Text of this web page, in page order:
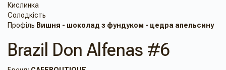
Кислинка
Солодкість
Профіль Вишня - шоколад з фундуком - цедра апельсину
Brazil Don Alfenas #6